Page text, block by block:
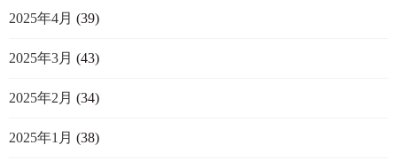
2025年4月 (39)
2025年3月 (43)
2025年2月 (34)
2025年1月 (38)